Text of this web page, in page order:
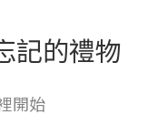
記的禮物
開始